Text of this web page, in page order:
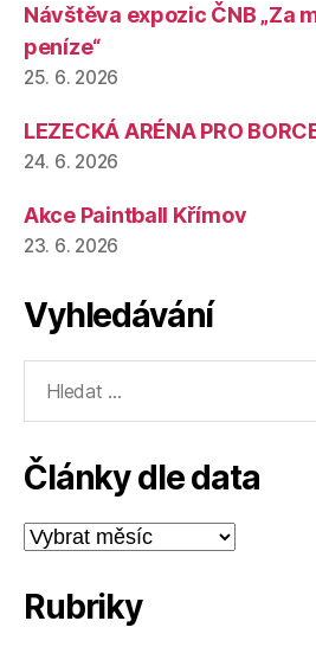
Návštěva expozic ČNB „Za
peníze“
25. 6. 2026
LEZECKÁ ARÉNA PRO
24. 6. 2026
Akce Paintball Křímov
23. 6. 2026
Vyhledávání
vyhledávání:
Články dle data
Články
dle
Rubriky